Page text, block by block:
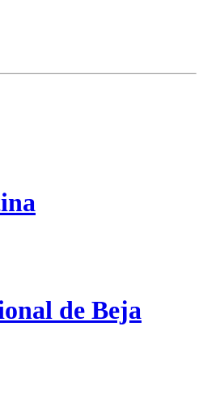
de Beja